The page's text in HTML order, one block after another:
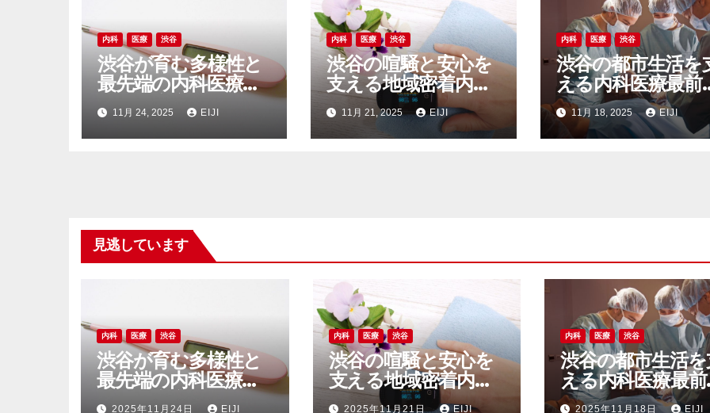
内科 医療 渋谷
渋谷が育む多様性と
最先端の内科医療が
支える安心の都市生
活11月 24, 2025 EIJI
内科 医療 渋谷
渋谷の喧騒と安心を
支える地域密着内科
と医療インフラの裏
側11月 21, 2025 EIJI
内科 医療 渋谷
渋谷の都市生活を
える内科医療最前
多様なニーズに応
る街の健康インフ
11月 18, 2025 EIJI
見逃しています
内科 医療 渋谷
渋谷が育む多様性と
最先端の内科医療が
支える安心の都市生
2025年11月24日 EIJI
内科 医療 渋谷
渋谷の喧騒と安心を
支える地域密着内科
と医療インフラの裏
2025年11月21日 EIJI
内科 医療 渋谷
渋谷の都市生活
える内科医療最
多様なニーズに
2025年11月18日 EIJI